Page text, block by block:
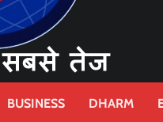
BUSINESS DHARM